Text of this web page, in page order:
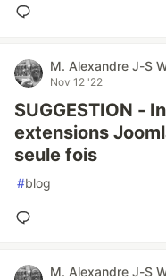
M. Alexandre J-S
Nov 12 '22
SUGGESTION -
extensions
seule fois
#blog
M. Alexandre J-S